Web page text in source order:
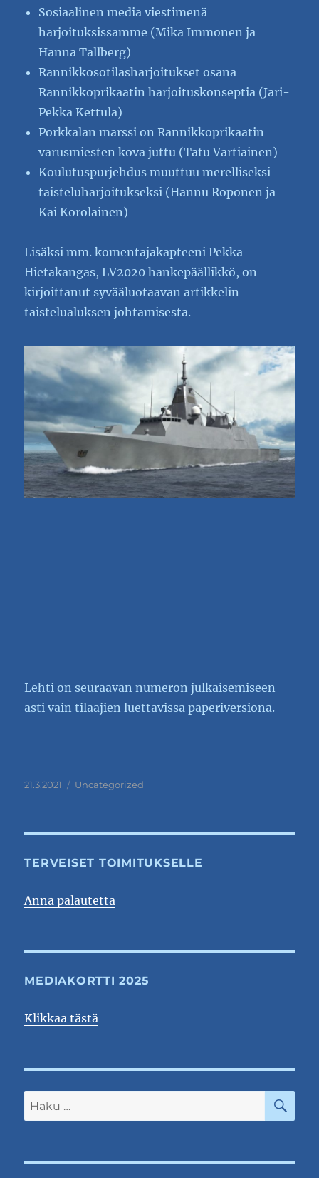
Sosiaalinen media viestimenä
harjoituksissamme (Mika Immonen ja
Hanna Tallberg)
Rannikkosotilasharjoitukset osana
Rannikkoprikaatin harjoituskonseptia (Jari-
Pekka Kettula)
Porkkalan marssi on Rannikkoprikaatin
varusmiesten kova juttu (Tatu Vartiainen)
Koulutuspurjehdus muuttuu merelliseksi
taisteluharjoitukseksi (Hannu Roponen ja
Kai Korolainen)
Lisäksi mm. komentajakapteeni Pekka
Hietakangas, LV2020 hankepäällikkö, on
kirjoittanut syvääluotaavan artikkelin
taistelualuksen johtamisesta.
Lehti on seuraavan numeron julkaisemiseen
asti vain tilaajien luettavissa paperiversiona.
Julkaistu
21.3.2021 Kategoriat
Uncategorized
TERVEISET TOIMITUKSELLE
Anna palautetta
MEDIAKORTTI 2025
Klikkaa tästä
Etsi: